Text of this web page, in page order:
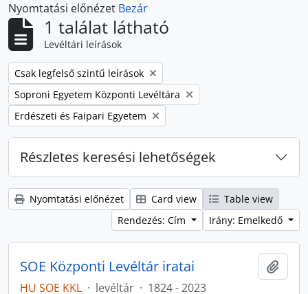
Nyomtatási előnézet Bezár
1 találat látható
Levéltári leírások
Remove filter:
Csak legfelső szintű leírások
Remove filter:
Soproni Egyetem Központi Levéltára
Remove filter:
Erdészeti és Faipari Egyetem
Részletes keresési lehetőségek
Nyomtatási előnézet Card view
Table view
Rendezés: Cím
Irány: Emelkedő
SOE Központi Levéltár iratai
HU SOE KKL · levéltár · 1824 - 2023